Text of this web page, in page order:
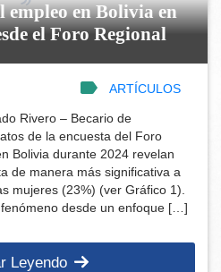
en Bolivia en
el Foro Regional
ARTÍCULOS
Rivero – Becario de
de la encuesta del Foro
Bolivia durante 2024 revelan
de manera más significativa a
mujeres (23%) (ver Gráfico 1).
desde un enfoque […]
Leyendo